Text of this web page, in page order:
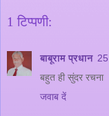
1 टिप्पणी:
बाबूराम प्रधान
बहुत ही सुंदर रचना
जवाब दें